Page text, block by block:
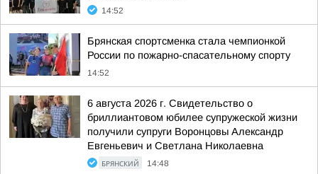
14:52
Брянская спортсменка стала чемпионкой
России по пожарно-спасательному спорту
14:52
6 августа 2026 г. Свидетельство о
бриллиантовом юбилее супружеской жизни
получили супруги Воронцовы Александр
Евгеньевич и Светлана Николаевна
БРЯНСКИЙ 14:48